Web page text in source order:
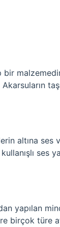
altına ses
ses
yapılan
birçok türe